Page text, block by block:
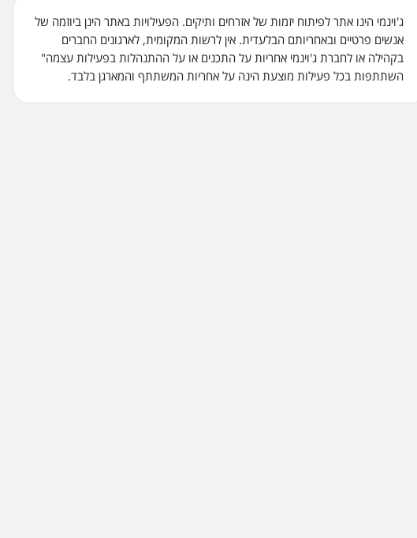
ג'וינמי הינו אתר לפיתוח יזמות של אזרחים ותיקים. הפעילויות באתר הינן ביוזמה של
אנשים פרטיים ובאחריותם הבלעדית. אין לרשות המקומית, לארגונים החברים
בקהילה או לחברת ג'וינמי אחריות על התכנים או על ההתנהלות בפעילות עצמה"
השתתפות בכל פעילות מוצעת הינה על אחריות המשתתף והמארגן בלבד.